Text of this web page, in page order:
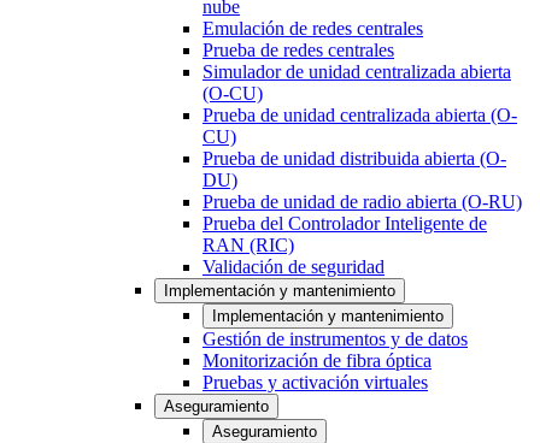
nube
Emulación de redes centrales
Prueba de redes centrales
Simulador de unidad centralizada abierta
(O-CU)
Prueba de unidad centralizada abierta (O-
CU)
Prueba de unidad distribuida abierta (O-
DU)
Prueba de unidad de radio abierta (O-RU)
Prueba del Controlador Inteligente de
RAN (RIC)
Validación de seguridad
Implementación y mantenimiento
Implementación y mantenimiento
Gestión de instrumentos y de datos
Monitorización de fibra óptica
Pruebas y activación virtuales
Aseguramiento
Aseguramiento